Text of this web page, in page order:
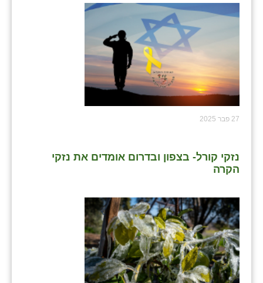
27 פבר 2025
נזקי קורל- בצפון ובדרום אומדים את נזקי
הקרה